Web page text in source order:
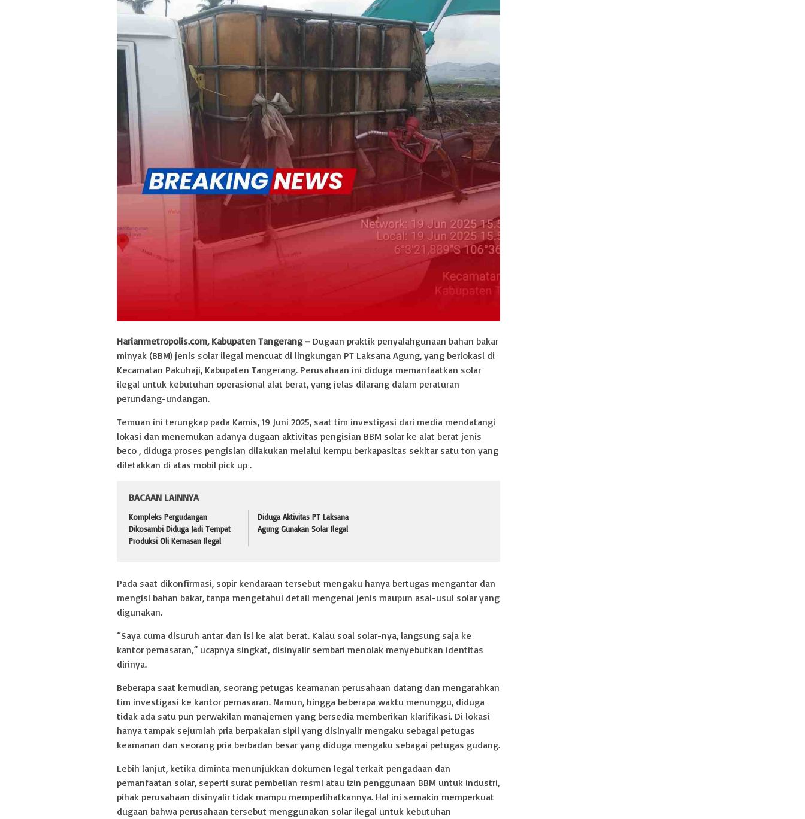
Harianmetropolis.com, Kabupaten Tangerang – Dugaan praktik penyalahgunaan bahan bakar
minyak (BBM) jenis solar ilegal mencuat di lingkungan PT Laksana Agung, yang berlokasi di
Kecamatan Pakuhaji, Kabupaten Tangerang. Perusahaan ini diduga memanfaatkan solar
ilegal untuk kebutuhan operasional alat berat, yang jelas dilarang dalam peraturan
perundang-undangan.
Temuan ini terungkap pada Kamis, 19 Juni 2025, saat tim investigasi dari media mendatangi
lokasi dan menemukan adanya dugaan aktivitas pengisian BBM solar ke alat berat jenis
beco , diduga proses pengisian dilakukan melalui kempu berkapasitas sekitar satu ton yang
diletakkan di atas mobil pick up .
BACAAN LAINNYA
Kompleks Pergudangan
Dikosambi Diduga Jadi Tempat
Produksi Oli Kemasan Ilegal
Diduga Aktivitas PT Laksana
Agung Gunakan Solar Ilegal
Pada saat dikonfirmasi, sopir kendaraan tersebut mengaku hanya bertugas mengantar dan
mengisi bahan bakar, tanpa mengetahui detail mengenai jenis maupun asal-usul solar yang
digunakan.
“Saya cuma disuruh antar dan isi ke alat berat. Kalau soal solar-nya, langsung saja ke
kantor pemasaran,” ucapnya singkat, disinyalir sembari menolak menyebutkan identitas
dirinya.
Beberapa saat kemudian, seorang petugas keamanan perusahaan datang dan mengarahkan
tim investigasi ke kantor pemasaran. Namun, hingga beberapa waktu menunggu, diduga
tidak ada satu pun perwakilan manajemen yang bersedia memberikan klarifikasi. Di lokasi
hanya tampak sejumlah pria berpakaian sipil yang disinyalir mengaku sebagai petugas
keamanan dan seorang pria berbadan besar yang diduga mengaku sebagai petugas gudang.
Lebih lanjut, ketika diminta menunjukkan dokumen legal terkait pengadaan dan
pemanfaatan solar, seperti surat pembelian resmi atau izin penggunaan BBM untuk industri,
pihak perusahaan disinyalir tidak mampu memperlihatkannya. Hal ini semakin memperkuat
dugaan bahwa perusahaan tersebut menggunakan solar ilegal untuk kebutuhan